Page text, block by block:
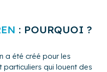
: POURQUOI ?
a été créé pour les
qui louent des